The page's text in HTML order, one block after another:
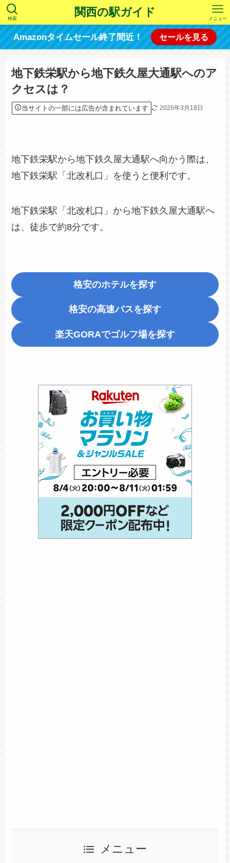
関西の駅ガイド
検索 メニュー
Amazonタイムセール終了間近！ セールを見る
地下鉄栄駅から地下鉄久屋大通駅へのア
クセスは？
当サイトの一部には広告が含まれています 2026年3月18日
地下鉄栄駅から地下鉄久屋大通駅へ向かう際は、
地下鉄栄駅「北改札口」を使うと便利です。
地下鉄栄駅「北改札口」から地下鉄久屋大通駅へ
は、徒歩で約8分です。
格安のホテルを探す
格安の高速バスを探す
楽天GORAでゴルフ場を探す
メニュー